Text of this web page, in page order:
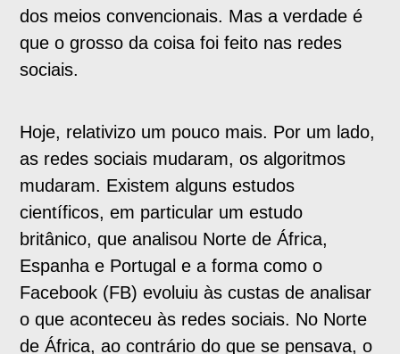
dos meios convencionais. Mas a verdade é
que o grosso da coisa foi feito nas redes
sociais.
Hoje, relativizo um pouco mais. Por um lado,
as redes sociais mudaram, os algoritmos
mudaram. Existem alguns estudos
científicos, em particular um estudo
britânico, que analisou Norte de África,
Espanha e Portugal e a forma como o
Facebook (FB) evoluiu às custas de analisar
o que aconteceu às redes sociais. No Norte
de África, ao contrário do que se pensava, o